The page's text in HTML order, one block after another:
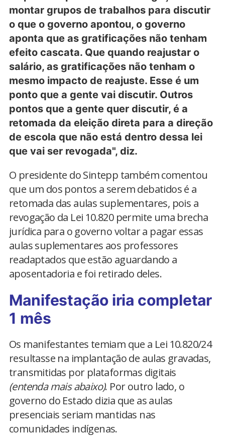
montar grupos de trabalhos para discutir
o que o governo apontou, o governo
aponta que as gratificações não tenham
efeito cascata. Que quando reajustar o
salário, as gratificações não tenham o
mesmo impacto de reajuste. Esse é um
ponto que a gente vai discutir. Outros
pontos que a gente quer discutir, é a
retomada da eleição direta para a direção
de escola que não está dentro dessa lei
que vai ser revogada", diz.
O presidente do Sintepp também comentou
que um dos pontos a serem debatidos é a
retomada das aulas suplementares, pois a
revogação da Lei 10.820 permite uma brecha
jurídica para o governo voltar a pagar essas
aulas suplementares aos professores
readaptados que estão aguardando a
aposentadoria e foi retirado deles.
Manifestação iria completar
1 mês
Os manifestantes temiam que a Lei 10.820/24
resultasse na implantação de aulas gravadas,
transmitidas por plataformas digitais
(entenda mais abaixo). Por outro lado, o
governo do Estado dizia que as aulas
presenciais seriam mantidas nas
comunidades indígenas.